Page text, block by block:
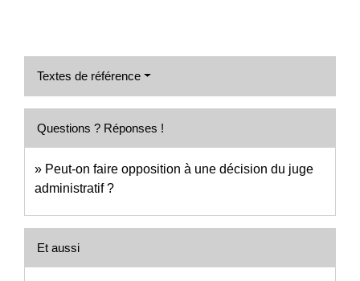
Textes de référence
Questions ? Réponses !
Peut-on faire opposition à une décision du juge
administratif ?
Et aussi